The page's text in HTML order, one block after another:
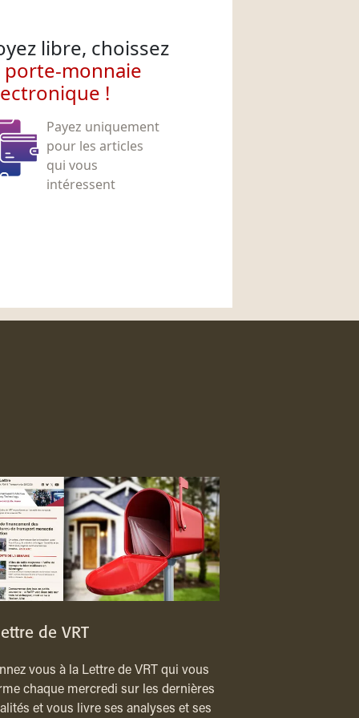
libre, choissez
porte-monnaie
!
Payez uniquement
pour les articles
qui vous
intéressent
de VRT
vous à la Lettre de VRT qui vous
chaque mercredi sur les dernières
et vous livre ses analyses et ses